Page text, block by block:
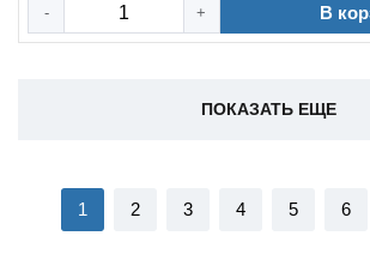
- + В
ПОКАЗАТЬ ЕЩЕ
1 2 3 4 5 6